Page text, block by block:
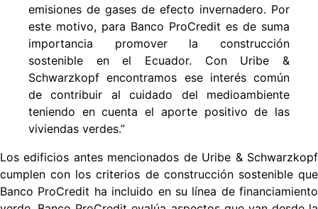
emisiones de gases de efecto invernadero. Por
este motivo, para Banco ProCredit es de suma
importancia promover la construcción
sostenible en el Ecuador. Con Uribe &
Schwarzkopf encontramos ese interés común
de contribuir al cuidado del medioambiente
teniendo en cuenta el aporte positivo de las
viviendas verdes.”
Los edificios antes mencionados de Uribe & Schwarzkopf
cumplen con los criterios de construcción sostenible que
Banco ProCredit ha incluido en su línea de financiamiento